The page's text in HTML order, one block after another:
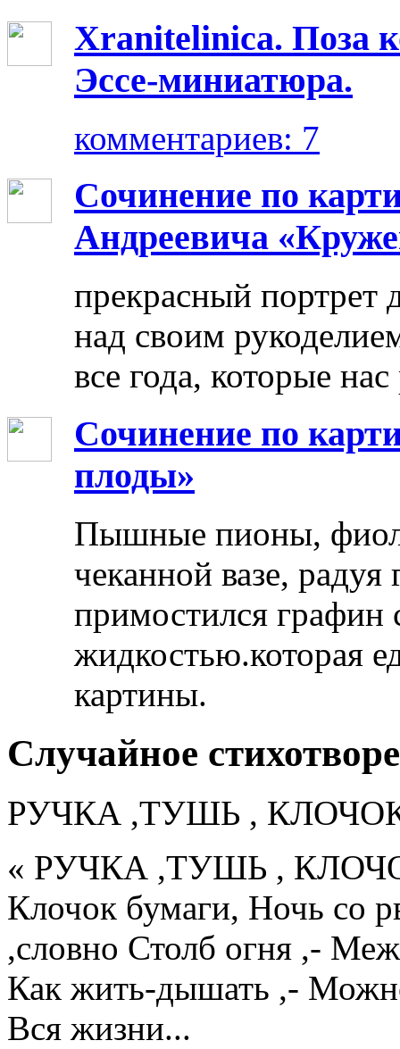
Xranitelinica. Поза
Эссе-миниатюра.
комментариев: 7
Сочинение по
Андреевича
прекрасный портрет
над своим
все года, которые
Сочинение по
плоды»
Пышные пионы,
чеканной вазе,
примостился графин
жидкостью.которая
картины.
Случайное
РУЧКА ,ТУШЬ ,
« РУЧКА ,ТУШЬ ,
Клочок бумаги, Ночь
,словно Столб огня ,-
Как жить-дышать ,-
Вся жизни...